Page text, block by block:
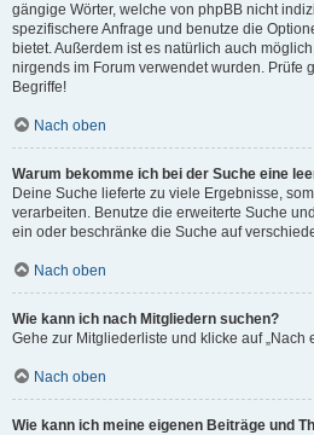
gängige Wörter, welche von phpBB nicht
spezifischere Anfrage und benutze die
bietet. Außerdem ist es natürlich auch
nirgends im Forum verwendet wurden. Prüfe
Begriffe!
Nach oben
Warum bekomme ich bei der Suche eine
Deine Suche lieferte zu viele Ergebnisse,
verarbeiten. Benutze die erweiterte Suche
ein oder beschränke die Suche auf
Nach oben
Wie kann ich nach Mitgliedern suchen?
Gehe zur Mitgliederliste und klicke auf „Nach
Nach oben
Wie kann ich meine eigenen Beiträge und